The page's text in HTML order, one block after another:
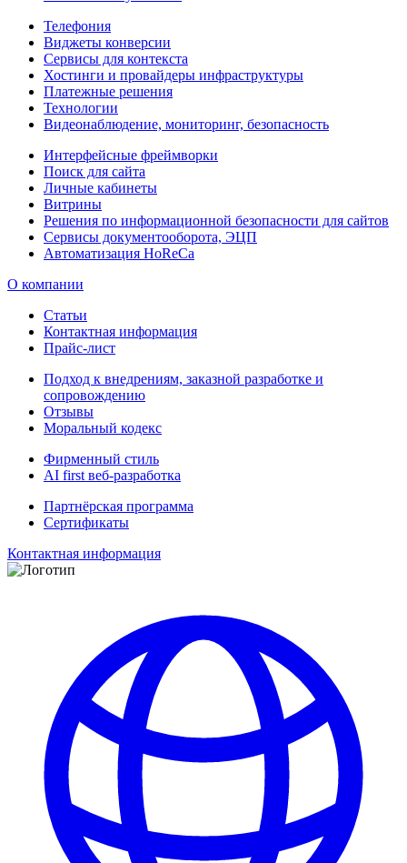
Телефония
Виджеты конверсии
Сервисы для контекста
Хостинги и провайдеры инфраструктуры
Платежные решения
Технологии
Видеонаблюдение, мониторинг, безопасность
Интерфейсные фреймворки
Поиск для сайта
Личные кабинеты
Витрины
Решения по информационной безопасности для сайтов
Сервисы документооборота, ЭЦП
Автоматизация HoReCa
О компании
Статьи
Контактная информация
Прайс-лист
Подход к внедрениям, заказной разработке и
сопровождению
Отзывы
Моральный кодекс
Фирменный стиль
AI first веб-разработка
Партнёрская программа
Сертификаты
Контактная информация